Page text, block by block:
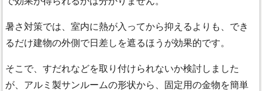
暑さ対策では、室内に熱が入ってから抑えるよりも、でき
るだけ建物の外側で日差しを遮るほうが効果的です。
そこで、すだれなどを取り付けられないか検討しました
が、アルミ製サンルームの形状から、固定用の金物を簡単